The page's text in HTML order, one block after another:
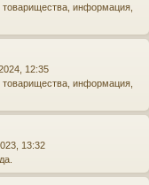
информация,
12:35
информация,
13:32